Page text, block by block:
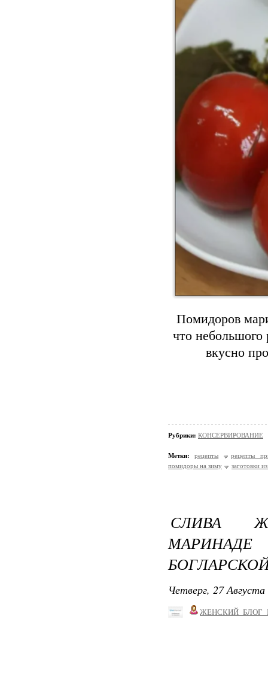
Помидоров
что небольшого
вкусно
Рубрики: КОНСЕРВИРОВАНИЕ
Метки: рецепты
рецепты
помидоры на зиму
заготовки
СЛИВА
Четверг, 27